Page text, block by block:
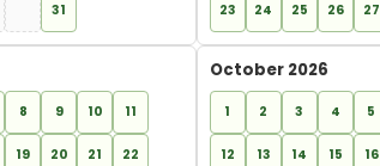
31 23 24 25 26 27
8 9 10 11
19 20 21 22
October 2026
1 2 3 4 5
12 13 14 15 16